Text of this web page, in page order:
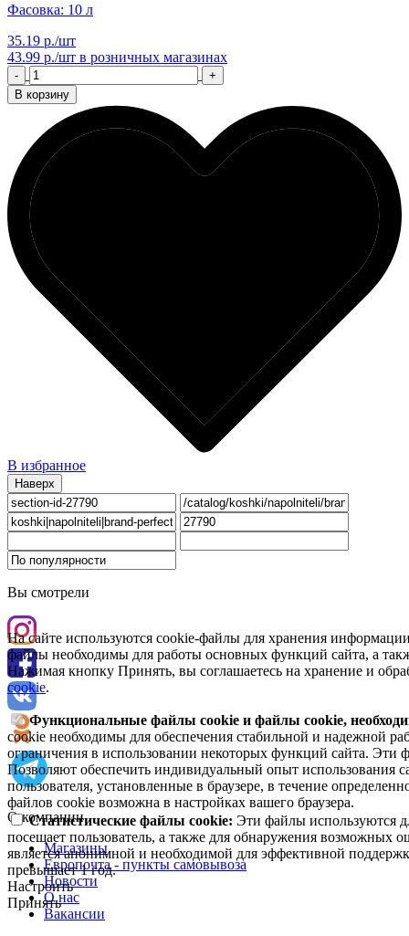
Фасовка: 10 л
35.19 р./шт
43.99 р./шт в розничных магазинах
-
+
В корзину
В избранное
Наверх
Вы смотрели
На сайте используются cookie-файлы для хранения
файлы необходимы для работы основных функций сайта, а
Нажимая кнопку Принять, вы соглашаетесь на хранение и
cookie.
Функциональные файлы cookie и файлы cookie,
cookie необходимы для обеспечения стабильной и надежной
ограничения в использовании некоторых функций сайта. Эти
Позволяют обеспечить индивидуальный опыт использования
пользователя, установленные в браузере, в течение
файлов cookie возможна в настройках вашего браузера.
Статистические файлы cookie: Эти файлы используются
посещает пользователь, а также для обнаружения возможных
является анонимной и необходимой для эффективной
превышает 1 год.
Настроить
Принять
О компании
Магазины
Европочта - пункты самовывоза
Новости
О нас
Вакансии